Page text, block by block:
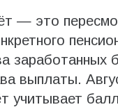
— это
заработанных
выплаты.
учитывает